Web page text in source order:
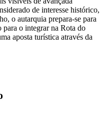
de interesse histórico,
o autarquia prepara-se para
para o integrar na Rota do
aposta turística através da